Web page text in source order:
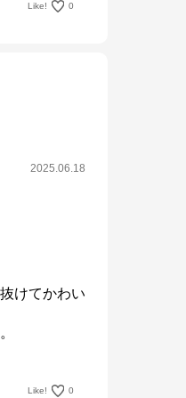
Like! 0
2025.06.18
けてかわい
Like! 0